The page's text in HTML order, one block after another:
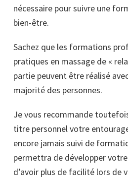
nécessaire pour suivre une
bien-être.
Sachez que les formations
pratiques en massage de «
partie peuvent être réalisé
majorité des personnes.
Je vous recommande
titre personnel votre
encore jamais suivi de
permettra de développer
d’avoir plus de facilité lors de